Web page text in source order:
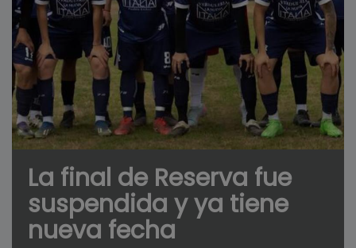
La final de Reserva fue
suspendida y ya tiene
nueva fecha